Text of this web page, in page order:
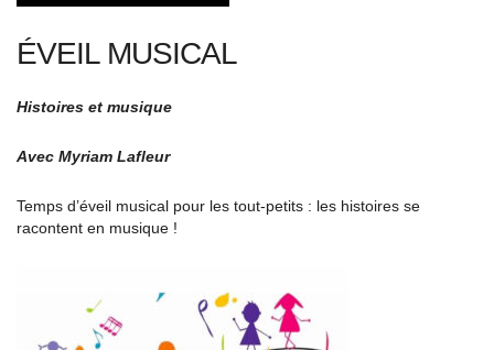
ÉVEIL MUSICAL
Histoires et musique
Avec Myriam Lafleur
Temps d’éveil musical pour les tout-petits : les histoires se
racontent en musique !